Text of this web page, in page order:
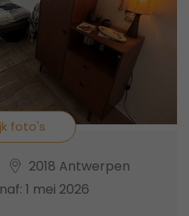
foto's
2018 Antwerpen
1 mei 2026